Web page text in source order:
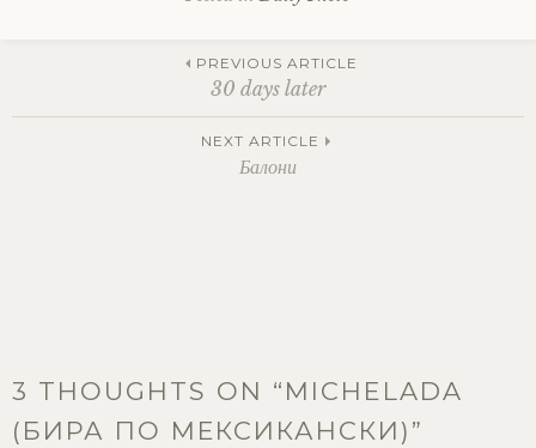
navigation
PREVIOUS ARTICLE
30 days later
NEXT ARTICLE
Балони
3 THOUGHTS ON “ MICHELADA
(БИРА ПО МЕКСИКАНСКИ) ”